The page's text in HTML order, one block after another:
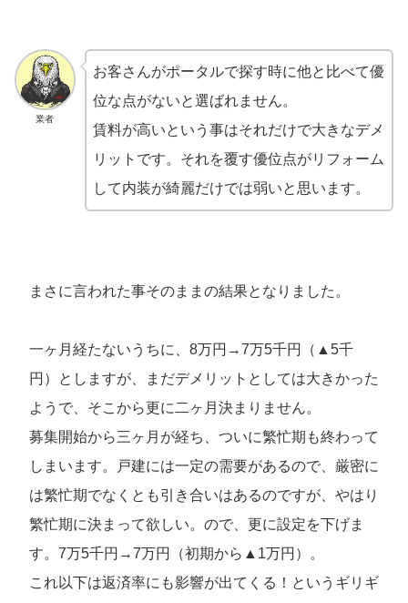
業者
お客さんがポータルで探す時に他と比べて優
位な点がないと選ばれません。
賃料が高いという事はそれだけで大きなデメ
リットです。それを覆す優位点がリフォーム
して内装が綺麗だけでは弱いと思います。
まさに言われた事そのままの結果となりました。
一ヶ月経たないうちに、8万円→7万5千円（▲5千
円）としますが、まだデメリットとしては大きかった
ようで、そこから更に二ヶ月決まりません。
募集開始から三ヶ月が経ち、ついに繁忙期も終わって
しまいます。戸建には一定の需要があるので、厳密に
は繁忙期でなくとも引き合いはあるのですが、やはり
繁忙期に決まって欲しい。ので、更に設定を下げま
す。7万5千円→7万円（初期から▲1万円）。
これ以下は返済率にも影響が出てくる！というギリギ